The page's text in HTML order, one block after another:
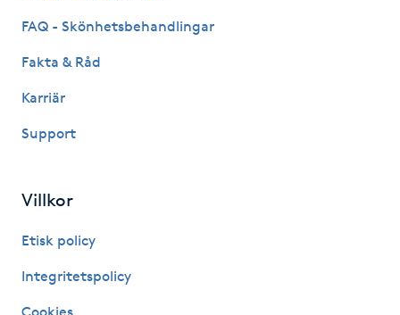
Hudföryngring
Hudvård
Hypnos
FAQ - Skönhetsbehandlingar
Fakta & Råd
Karriär
Support
Villkor
Etisk policy
Integritetspolicy